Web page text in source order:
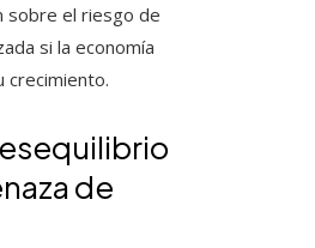
sobre el riesgo de
si la economía
crecimiento.
de